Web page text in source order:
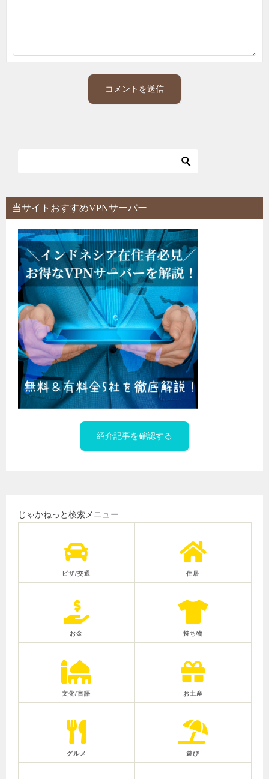
当サイトおすすめVPNサーバー
紹介記事を確認する
じゃかねっと検索メニュー
ビザ/交通 住居
お金 持ち物
文化/言語 お土産
グルメ 遊び